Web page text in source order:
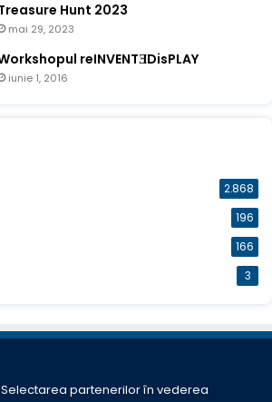
Hunt 2023
mai 29, 2023
reINVENTƎDisPLAY
iunie 1, 2016
2.868
196
166
3
Selectarea partenerilor în vederea